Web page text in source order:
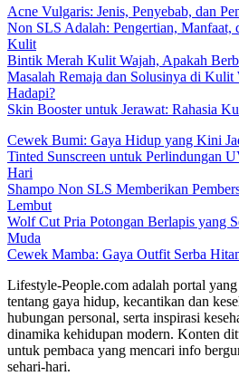
Acne Vulgaris: Jenis, Penyebab, dan
Non SLS Adalah: Pengertian, Manfaat,
Kulit
Bintik Merah Kulit Wajah, Apakah
Masalah Remaja dan Solusinya di Kulit
Hadapi?
Skin Booster untuk Jerawat: Rahasia
Cewek Bumi: Gaya Hidup yang Kini
Tinted Sunscreen untuk Perlindungan
Hari
Shampo Non SLS Memberikan
Lembut
Wolf Cut Pria Potongan Berlapis yang
Muda
Cewek Mamba: Gaya Outfit Serba
Lifestyle-People.com adalah portal
tentang gaya hidup, kecantikan dan
hubungan personal, serta inspirasi
dinamika kehidupan modern. Konten
untuk pembaca yang mencari info
sehari-hari.